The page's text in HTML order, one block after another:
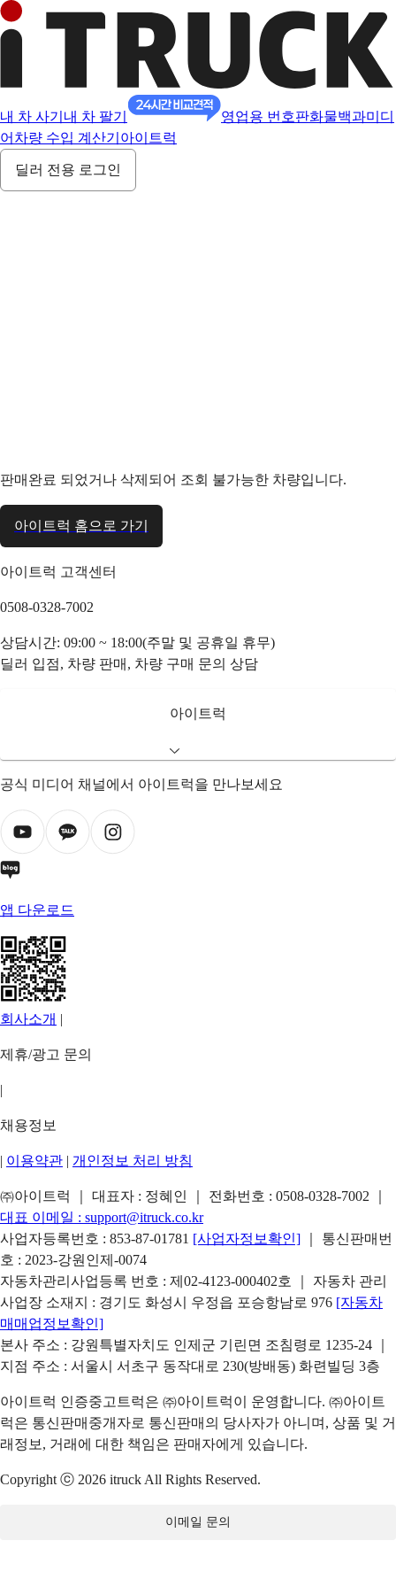
내 차 사기 내 차 팔기 영업용 번호판화물백과미디
어 차량 수입 계산기 아이트럭
딜러 전용 로그인
판매완료 되었거나 삭제되어 조회 불가능한 차량입니다.
아이트럭 홈으로 가기
아이트럭 고객센터
0508-0328-7002
상담시간: 09:00 ~ 18:00(주말 및 공휴일 휴무)
딜러 입점, 차량 판매, 차량 구매 문의 상담
아이트럭
공식 미디어 채널에서 아이트럭을 만나보세요
앱 다운로드
회사소개 |
제휴/광고 문의
|
채용정보
| 이용약관 | 개인정보 처리 방침
㈜아이트럭 ｜ 대표자 : 정혜인 ｜ 전화번호 : 0508-0328-7002
대표 이메일 : support@itruck.co.kr
사업자등록번호 : 853-87-01781 [사업자정보확인]
｜ 통신판매번
호 : 2023-강원인제-0074
자동차관리사업등록 번호 : 제02-4123-000402호 ｜ 자동차 관리
사업장 소재지 : 경기도 화성시 우정읍 포승항남로 976 [자동차
매매업정보확인]
본사 주소 : 강원특별자치도 인제군 기린면 조침령로 1235-24 ｜
지점 주소 : 서울시 서초구 동작대로 230(방배동) 화련빌딩 3층
아이트럭 인증중고트럭은 ㈜아이트럭이 운영합니다. ㈜아이트
럭은 통신판매중개자로 통신판매의 당사자가 아니며, 상품 및 거
래정보, 거래에 대한 책임은 판매자에게 있습니다.
Copyright ⓒ 2026 itruck All Rights Reserved.
이메일 문의